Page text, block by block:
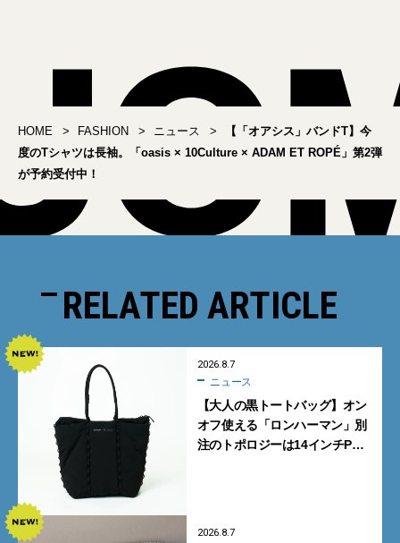
HOME FASHION ニュース
【「オアシス」バンドT】今
度のTシャツは長袖。「oasis × 10Culture × ADAM ET ROPÉ」第2弾
が予約受付中！
RELATED ARTICLE
2026.8.7
ニュース
【大人の黒トートバッグ】オン
オフ使える「ロンハーマン」別
注のトポロジーは14インチPC
2026.8.7